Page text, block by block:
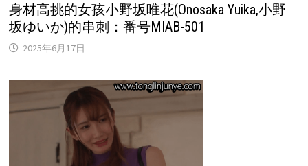
身材高挑的女孩小野坂唯花(Onosaka Yuika,小野
坂ゆいか)的串刺：番号MIAB-501
2025年6月17日